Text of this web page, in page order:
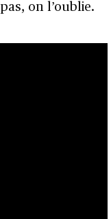
on l’oublie.